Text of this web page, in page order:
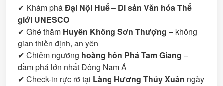
✔ Khám pháĐại Nội Huế – Di sản Văn hóa Thế
giới UNESCO
✔ Ghé thăm Huyền Không Sơn Thượng – không
gian thiền định, an yên
✔ Chiêm ngưỡng hoàng hôn Phá Tam Giang –
đầm phá lớn nhất Đông Nam Á
✔ Check-in rực rỡ tại Làng Hương Thủy Xuân ngày